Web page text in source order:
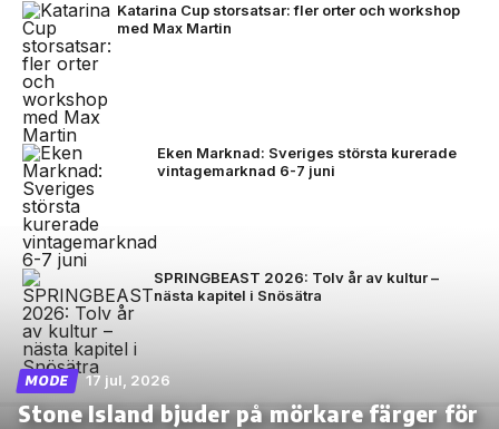
Katarina Cup storsatsar: fler orter och workshop
med Max Martin
Eken Marknad: Sveriges största kurerade
vintagemarknad 6-7 juni
SPRINGBEAST 2026: Tolv år av kultur –
nästa kapitel i Snösätra
MODE 17 jul, 2026
Stone Island bjuder på mörkare färger för